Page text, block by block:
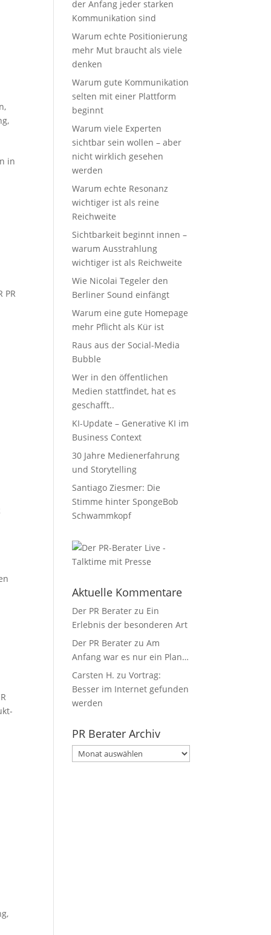
,
,
in
PR
,
der Anfang jeder starken
Kommunikation sind
Warum echte Positionierung
mehr Mut braucht als viele
denken
Warum gute Kommunikation
selten mit einer Plattform
beginnt
Warum viele Experten
sichtbar sein wollen – aber
nicht wirklich gesehen
werden
Warum echte Resonanz
wichtiger ist als reine
Reichweite
Sichtbarkeit beginnt innen –
warum Ausstrahlung
wichtiger ist als Reichweite
Wie Nicolai Tegeler den
Berliner Sound einfängt
Warum eine gute Homepage
mehr Pflicht als Kür ist
Raus aus der Social-Media
Bubble
Wer in den öffentlichen
Medien stattfindet, hat es
geschafft..
KI-Update – Generative KI im
Business Context
30 Jahre Medienerfahrung
und Storytelling
Santiago Ziesmer: Die
Stimme hinter SpongeBob
Schwammkopf
Aktuelle Kommentare
Der PR Berater zu Ein
Erlebnis der besonderen Art
Der PR Berater zuAm
Anfang war es nur ein Plan…
Carsten H. zuVortrag:
Besser im Internet gefunden
werden
PR Berater Archiv
PR
Berater